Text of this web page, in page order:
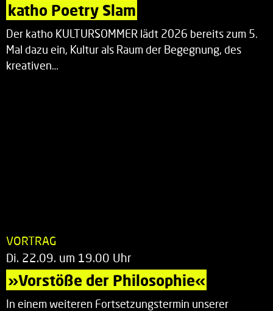
katho Poetry Slam
Der katho KULTURSOMMER lädt 2026 bereits zum 5.
Mal dazu ein, Kultur als Raum der Begegnung, des
kreativen…
VORTRAG
Di. 22.09. um 19.00 Uhr
»Vorstöße der Philosophie«
In einem weiteren Fortsetzungstermin unserer